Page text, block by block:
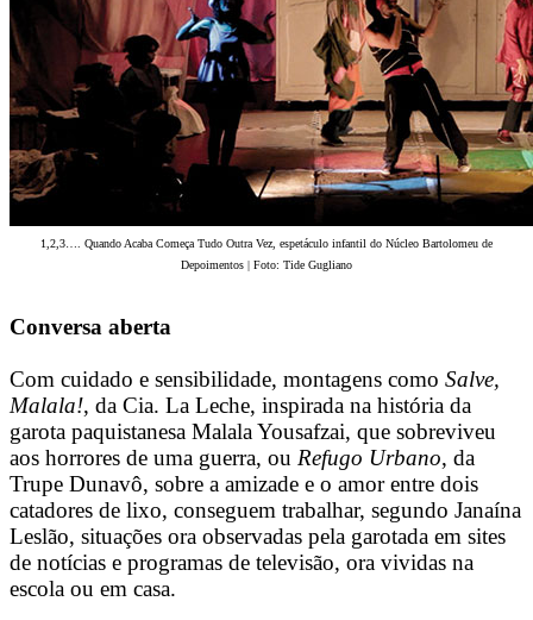
1,2,3…. Quando Acaba Começa Tudo Outra Vez, espetáculo infantil do Núcleo Bartolomeu de
Depoimentos | Foto: Tide Gugliano
Conversa aberta
Com cuidado e sensibilidade, montagens como Salve,
Malala!, da Cia. La Leche, inspirada na história da
garota paquistanesa Malala Yousafzai, que sobreviveu
aos horrores de uma guerra, ou Refugo Urbano, da
Trupe Dunavô, sobre a amizade e o amor entre dois
catadores de lixo, conseguem trabalhar, segundo Janaína
Leslão, situações ora observadas pela garotada em sites
de notícias e programas de televisão, ora vividas na
escola ou em casa.